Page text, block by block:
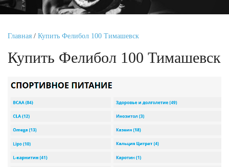
Главная / Купить Фелибол 100 Тимашевск
Купить Фелибол 100 Тимашевск